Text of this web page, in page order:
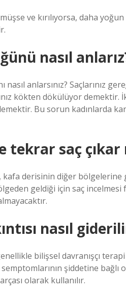
ve kırılıyorsa, daha
nasıl
nasıl anlarsınız? Saçlarınız
kökten dökülüyor demektir.
Bu sorun kadınlarda
tekrar saç çıkar
kafa derisinin diğer bölgelerine
geldiği için saç
nasıl
bilişsel davranışçı
semptomlarının şiddetine
olarak kullanılır.